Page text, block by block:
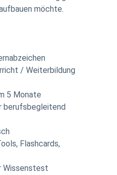
möchte.
/ Weiterbildung
5 Monate
berufsbegleitend
Flashcards,
Wissenstest